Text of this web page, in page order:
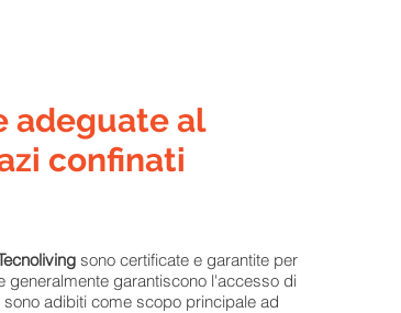
adeguate al
confinati
sono certificate e garantite per
generalmente garantiscono l'accesso di
adibiti come scopo principale ad